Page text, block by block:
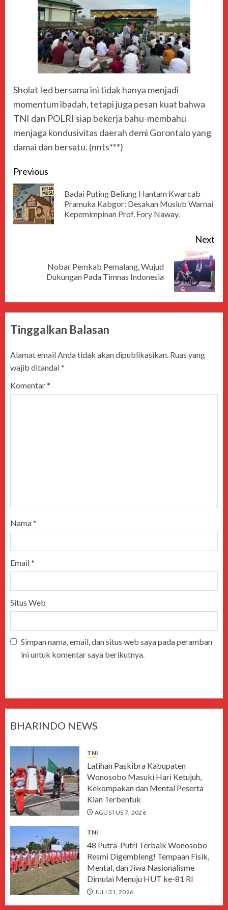
Sholat Ied bersama ini tidak hanya menjadi
momentum ibadah, tetapi juga pesan kuat bahwa
TNI dan POLRI siap bekerja bahu-membahu
menjaga kondusivitas daerah demi Gorontalo yang
damai dan bersatu. (nnts***)
Previous
Badai Puting Beliung Hantam Kwarcab
Pramuka Kabgor: Desakan Muslub Warnai
Kepemimpinan Prof. Fory Naway.
Next
Nobar Pemkab Pemalang, Wujud
Dukungan Pada Timnas Indonesia
Tinggalkan Balasan
Alamat email Anda tidak akan dipublikasikan. Ruas yang
wajib ditandai*
Komentar*
Nama*
Email*
Situs Web
Simpan nama, email, dan situs web saya pada peramban
ini untuk komentar saya berikutnya.
BHARINDO NEWS
TNI
Latihan Paskibra Kabupaten
Wonosobo Masuki Hari Ketujuh,
Kekompakan dan Mental Peserta
Kian Terbentuk
AGUSTUS 7, 2026
TNI
48 Putra-Putri Terbaik Wonosobo
Resmi Digembleng! Tempaan Fisik,
Mental, dan Jiwa Nasionalisme
Dimulai Menuju HUT ke-81 RI
JULI 31, 2026